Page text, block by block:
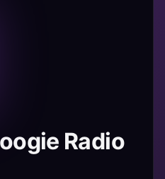
Radio